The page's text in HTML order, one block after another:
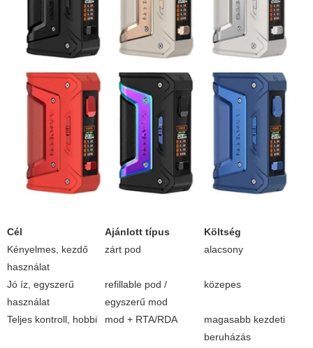
Cél Ajánlott típus
Költség
Kényelmes, kezdő
használat
zárt pod alacsony
Jó íz, egyszerű
használat
refillable pod /
egyszerű mod
közepes
Teljes kontroll, hobbi mod + RTA/RDA
magasabb kezdeti
beruházás